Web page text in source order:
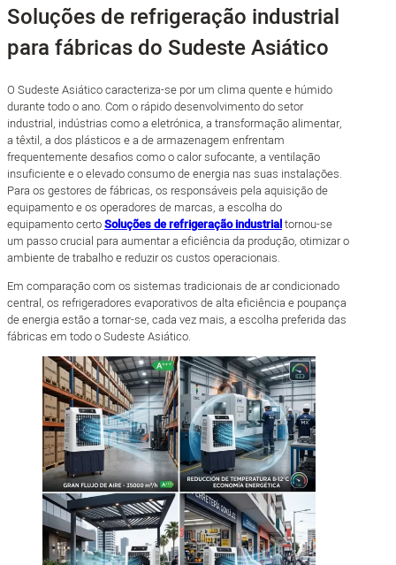
Soluções de refrigeração industrial
para fábricas do Sudeste Asiático
O Sudeste Asiático caracteriza-se por um clima quente e húmido
durante todo o ano. Com o rápido desenvolvimento do setor
industrial, indústrias como a eletrónica, a transformação alimentar,
a têxtil, a dos plásticos e a de armazenagem enfrentam
frequentemente desafios como o calor sufocante, a ventilação
insuficiente e o elevado consumo de energia nas suas instalações.
Para os gestores de fábricas, os responsáveis pela aquisição de
equipamento e os operadores de marcas, a escolha do
equipamento certoSoluções de refrigeração industrialtornou-se
um passo crucial para aumentar a eficiência da produção, otimizar o
ambiente de trabalho e reduzir os custos operacionais.
Em comparação com os sistemas tradicionais de ar condicionado
central, os refrigeradores evaporativos de alta eficiência e poupança
de energia estão a tornar-se, cada vez mais, a escolha preferida das
fábricas em todo o Sudeste Asiático.